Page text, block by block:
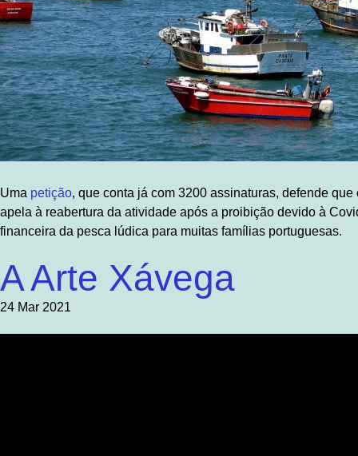
Uma petição, que conta já com 3200 assinaturas, defende
apela à reabertura da atividade após a proibição devido à
financeira da pesca lúdica para muitas famílias portuguesas.
A Arte Xávega
24 Mar 2021